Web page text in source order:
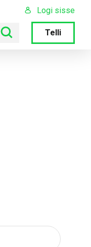
Logi sisse
Telli